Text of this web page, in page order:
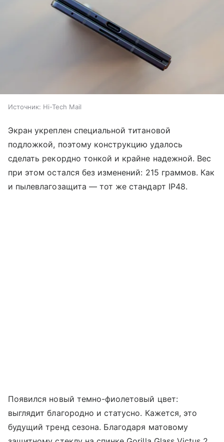
Источник: Hi-Tech Mail
Экран укреплен специальной титановой
подложкой, поэтому конструкцию удалось
сделать рекордно тонкой и крайне надежной. Вес
при этом остался без изменений: 215 граммов. Как
и пылевлагозащита — тот же стандарт IP48.
Появился новый темно-фиолетовый цвет:
выглядит благородно и статусно. Кажется, это
будущий тренд сезона. Благодаря матовому